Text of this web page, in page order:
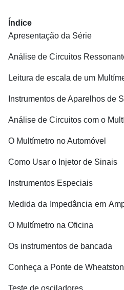
Índice
Apresentação da Série
Análise de Circuitos
Leitura de escala de um
Instrumentos de Aparelhos de
Análise de Circuitos com o
O Multímetro no Automóvel
Como Usar o Injetor de Sinais
Instrumentos Especiais
Medida da Impedância em
O Multímetro na Oficina
Os instrumentos de bancada
Conheça a Ponte de
Teste de osciladores